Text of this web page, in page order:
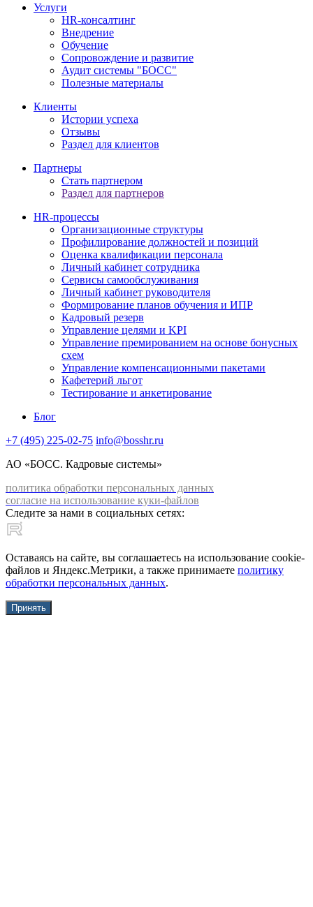
Услуги
HR-консалтинг
Внедрение
Обучение
Сопровождение и развитие
Аудит системы "БОСС"
Полезные материалы
Клиенты
Истории успеха
Отзывы
Раздел для клиентов
Партнеры
Стать партнером
Раздел для партнеров
HR-процессы
Организационные структуры
Профилирование должностей и позиций
Оценка квалификации персонала
Личный кабинет сотрудника
Сервисы самообслуживания
Личный кабинет руководителя
Формирование планов обучения и ИПР
Кадровый резерв
Управление целями и KPI
Управление премированием на основе бонусных
схем
Управление компенсационными пакетами
Кафетерий льгот
Тестирование и анкетирование
Блог
+7 (495) 225-02-75 info@bosshr.ru
АО «БОСС. Кадровые системы»
политика обработки персональных данных
согласие на использование куки-файлов
Следите за нами в социальных сетях:
Оставаясь на сайте, вы соглашаетесь на использование cookie-
файлов и Яндекс.Метрики, а также принимаете политику
обработки персональных данных.
Принять